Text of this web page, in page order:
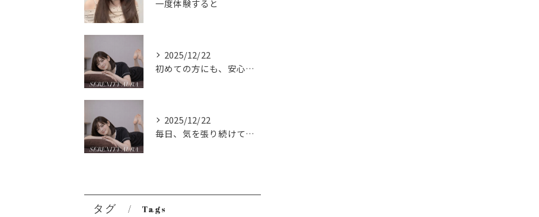
一度体験すると
2025/12/22
初めての方にも、安心してご利用いただけるように。
2025/12/22
毎日、気を張り続けている大人の方へ。
タグ Tags